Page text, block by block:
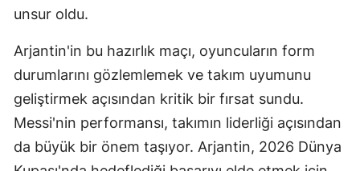
Ordu
Rize
Sakarya
unsur oldu.
Arjantin'in bu hazırlık maçı, oyuncuların form
durumlarını gözlemlemek ve takım uyumunu
geliştirmek açısından kritik bir fırsat sundu.
Messi'nin performansı, takımın liderliği açısından
da büyük bir önem taşıyor. Arjantin, 2026 Dünya